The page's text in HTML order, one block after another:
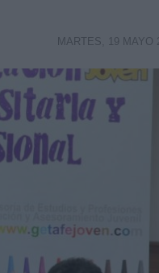
MARTES, 19 MAYO